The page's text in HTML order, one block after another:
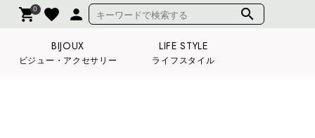
0
shopping_cart favorite person search
BIJOUX
ビジュー・アクセサリー
LIFE STYLE
ライフスタイル